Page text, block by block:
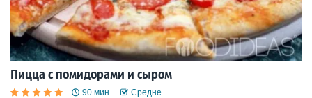
Пицца с помидорами и сыром
90 мин. Средне